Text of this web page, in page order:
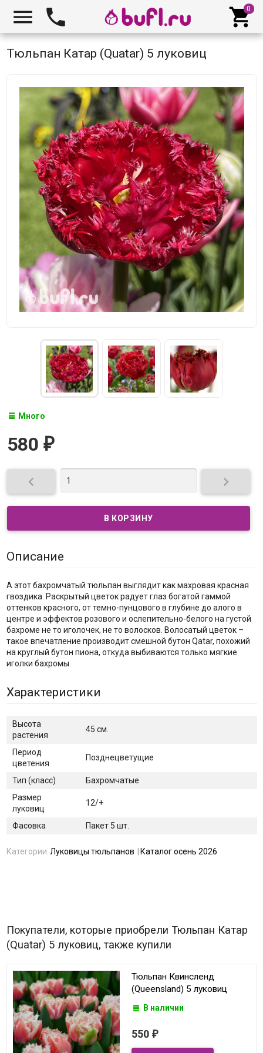
  
Тюльпан Катар (Quatar) 5 луковиц
Много
580 ₽
 
Описание
А этот бахромчатый тюльпан выглядит как махровая красная
гвоздика. Раскрытый цветок радует глаз богатой гаммой
оттенков красного, от темно-пунцового в глубине до алого в
центре и эффектов розового и ослепительно-белого на густой
бахроме не то иголочек, не то волосков. Волосатый цветок –
такое впечатление производит смешной бутон Qatar, похожий
на круглый бутон пиона, откуда выбиваются только мягкие
иголки бахромы.
Характеристики
Высота
растения
45 см.
Период
цветения
Позднецветущие
Тип (класс)
Бахромчатые
Размер
луковиц
12/+
Фасовка Пакет 5 шт.
Категории:Луковицы тюльпанов Каталог осень 2026
Покупатели, которые приобрели Тюльпан Катар
(Quatar) 5 луковиц, также купили
Тюльпан Квинсленд
(Queensland) 5 луковиц
В наличии
550 ₽